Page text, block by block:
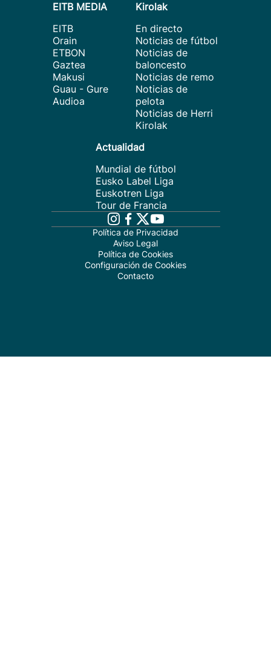
EITB MEDIA
EITB
Orain
ETBON
Gaztea
Makusi
Guau - Gure
Audioa
Kirolak
En directo
Noticias de fútbol
Noticias de
baloncesto
Noticias de remo
Noticias de
pelota
Noticias de Herri
Kirolak
Actualidad
Mundial de fútbol
Eusko Label Liga
Euskotren Liga
Tour de Francia
Política de Privacidad
Aviso Legal
Política de Cookies
Configuración de Cookies
Contacto